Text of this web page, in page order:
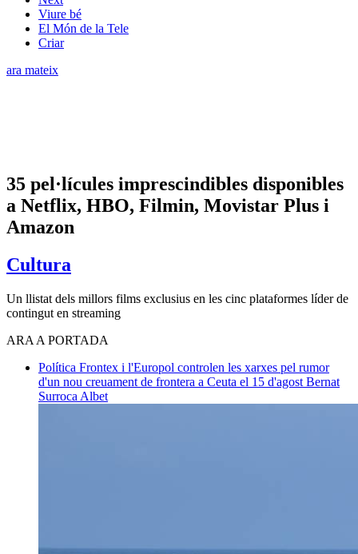
Viure bé
El Món de la Tele
Criar
ara mateix
35 pel·lícules imprescindibles disponibles
a Netflix, HBO, Filmin, Movistar Plus i
Amazon
Cultura
Un llistat dels millors films exclusius en les cinc plataformes líder de
contingut en streaming
ARA A PORTADA
Política Frontex i l'Europol controlen les xarxes pel rumor
d'un nou creuament de frontera a Ceuta el 15 d'agost Bernat
Surroca Albet